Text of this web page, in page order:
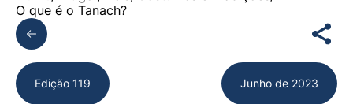
O que é o Tanach?
Edição 119 Junho de 2023